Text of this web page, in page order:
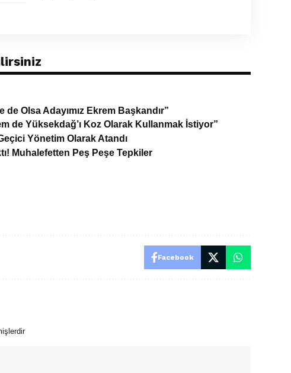
de Olsa Adayımız Ekrem Başkandır”
de Yüksekdağ’ı Koz Olarak Kullanmak İstiyor”
Yönetim Olarak Atandı
Muhalefetten Peş Peşe Tepkiler
Facebook